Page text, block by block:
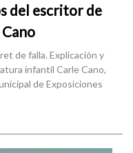
del escritor de
de falla. Explicación y
infantil Carle Cano,
de Exposiciones